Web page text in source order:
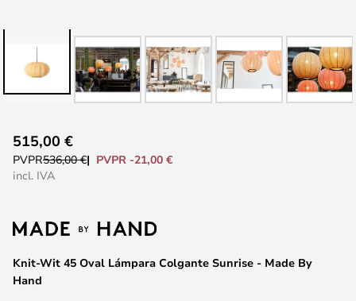
comienzo
galería
imágenes
Knit-Wit 45 Oval Lámpara Colgante Sunrise - Made By
Hand
515,00 €
PVPR536,00 €
PVPR -21,00 €
incl. IVA